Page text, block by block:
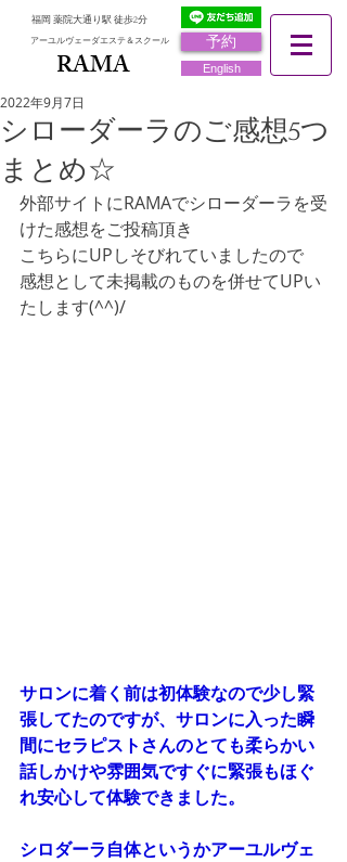
予約
福岡 薬院大通り駅 徒歩2分
アーユルヴェーダエステ＆スクール
RAMA English
シローダーラのご感想5つ
まとめ☆
2022年9月7日
外部サイトにRAMAでシローダーラを受
けた感想をご投稿頂き
こちらにUPしそびれていましたので
感想として未掲載のものを併せてUPい
たします(^^)/
サロンに着く前は初体験なので少し緊
張してたのですが、サロンに入った瞬
間にセラピストさんのとても柔らかい
話しかけや雰囲気ですぐに緊張もほぐ
れ安心して体験できました。
シロダーラ自体というかアーユルヴェ